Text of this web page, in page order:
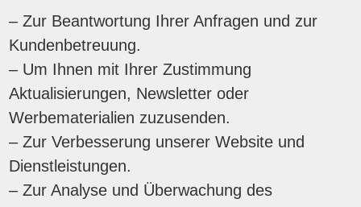
– Zur Beantwortung Ihrer Anfragen und zur
Kundenbetreuung.
– Um Ihnen mit Ihrer Zustimmung
Aktualisierungen, Newsletter oder
Werbematerialien zuzusenden.
– Zur Verbesserung unserer Website und
Dienstleistungen.
– Zur Analyse und Überwachung des